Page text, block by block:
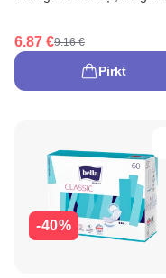
6.87 €9.16 €
Pirkt
-40%